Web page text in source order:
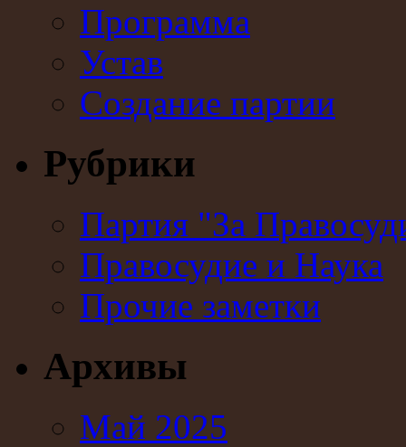
Программа
Устав
Создание партии
Рубрики
Партия "За
Правосудие и Наука
Прочие заметки
Архивы
Май 2025